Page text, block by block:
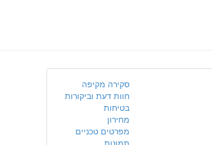
סקירה מקיפה
חוות דעת וביקורות
בטיחות
מחירון
מפרטים טכניים
תמונות